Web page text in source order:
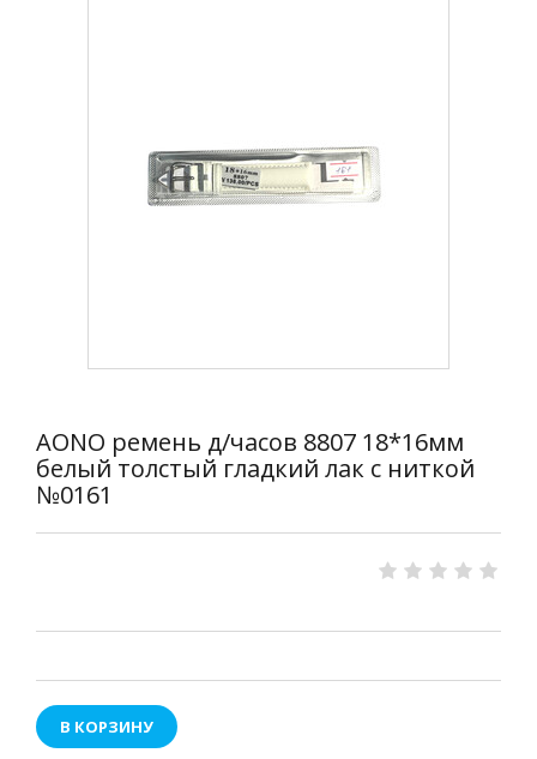
AONO ремень д/часов 8807 18*16мм
белый толстый гладкий лак с ниткой
№0161
В КОРЗИНУ